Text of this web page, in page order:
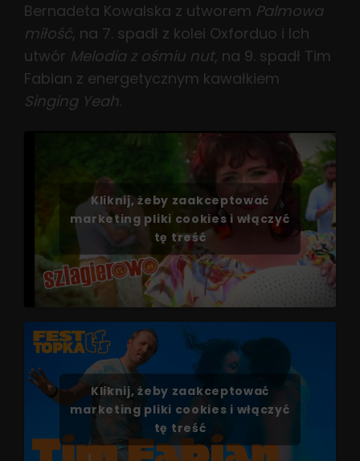
Bernadeta Kowalska z utworem Palmowa
miłość, na 7. spadł z kolei Oxforduo i Ich
utwór Melodia z ośmiu nut, na 9. spadł Tim
Fabian z energetycznym kawałkiem
Singing Yeah.
Kliknij, żeby zaakceptować
marketing pliki cookies i włączyć
tę treść
Kliknij, żeby zaakceptować
marketing pliki cookies i włączyć
tę treść